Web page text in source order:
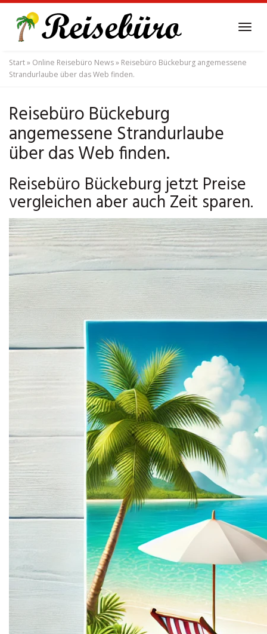
main
content
Start» Online Reisebüro News» Reisebüro Bückeburg angemessene
Strandurlaube über das Web finden.
Reisebüro Bückeburg
angemessene Strandurlaube
über das Web finden.
Reisebüro Bückeburg jetzt Preise
vergleichen aber auch Zeit sparen.